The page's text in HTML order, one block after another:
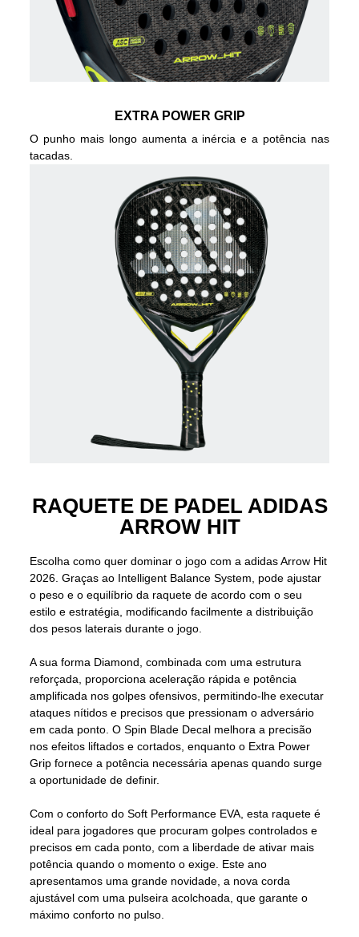
EXTRA POWER GRIP
O punho mais longo aumenta a inércia e a potência nas
tacadas.
RAQUETE DE PADEL ADIDAS
ARROW HIT
Escolha como quer dominar o jogo com a adidas Arrow Hit
2026. Graças ao Intelligent Balance System, pode ajustar
o peso e o equilíbrio da raquete de acordo com o seu
estilo e estratégia, modificando facilmente a distribuição
dos pesos laterais durante o jogo.
A sua forma Diamond, combinada com uma estrutura
reforçada, proporciona aceleração rápida e potência
amplificada nos golpes ofensivos, permitindo-lhe executar
ataques nítidos e precisos que pressionam o adversário
em cada ponto. O Spin Blade Decal melhora a precisão
nos efeitos liftados e cortados, enquanto o Extra Power
Grip fornece a potência necessária apenas quando surge
a oportunidade de definir.
Com o conforto do Soft Performance EVA, esta raquete é
ideal para jogadores que procuram golpes controlados e
precisos em cada ponto, com a liberdade de ativar mais
potência quando o momento o exige. Este ano
apresentamos uma grande novidade, a nova corda
ajustável com uma pulseira acolchoada, que garante o
máximo conforto no pulso.